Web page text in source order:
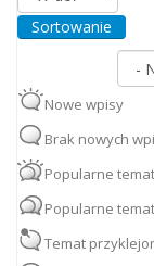
Nowe wpisy
Brak nowych
Popularne
Popularne
Temat